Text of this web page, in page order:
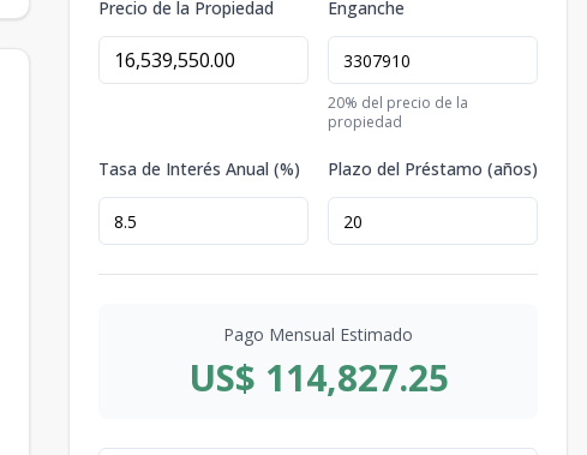
Precio de la Propiedad Enganche
20% del precio de la
propiedad
Tasa de Interés Anual (%) Plazo del Préstamo (años)
Pago Mensual Estimado
US$ 114,827.25